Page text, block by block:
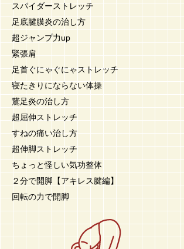
スパイダーストレッチ
足底腱膜炎の治し方
超ジャンプ力up
緊張肩
足首ぐにゃぐにゃストレッチ
寝たきりにならない体操
鵞足炎の治し方
超屈伸ストレッチ
すねの痛い治し方
超伸脚ストレッチ
ちょっと怪しい気功整体
２分で開脚【アキレス腱編】
回転の力で開脚